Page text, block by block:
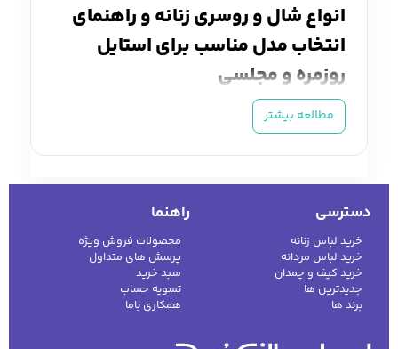
انواع شال و روسری زنانه و راهنمای
انتخاب مدل مناسب برای استایل
روزمره و مجلسی
شال و روسری زنانه
تکمیل استایل روزمره، رسمی و مجلسی محسوب
می‌شوند. خرید شال و روسری زنانه با تنوع بالا این
امکان را فراهم می‌کند که بسته به سلیقه،
موقعیت، فصل و نوع پوشش، بهترین انتخاب را
داشته باشید. شال و روسری زنانه در انواع
ابریشمی، نخی، پلی‌استر، بزرگ، کوچک، مجلسی و
روزمره موجود است و جلوه‌ای شیک و جذاب به
استایل شما می‌بخشد. در ادامه با انواع شال و
روسری زنانه و نکات مهم خرید آن آشنا خواهید
مطالعه بیشتر
دسترسی
خرید لباس زنانه
خرید لباس مردانه
خرید کیف و چمدان
جدیدترین ها
برند ها
راهنما
محصولات فروش ویژه
پرسش های متداول
سبد خرید
تسویه حساب
همکاری باما